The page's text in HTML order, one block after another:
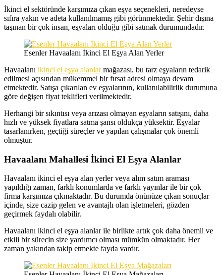
İkinci el sektöründe karşımıza çıkan eşya seçenekleri, neredeyse
sıfıra yakın ve adeta kullanılmamış gibi görünmektedir. Şehir dışına
taşınan bir çok insan, eşyaları olduğu gibi satmak durumundadır.
Esenler Havaalanı İkinci El Eşya Alan Yerler
Havaalanı ikinci el eşya alanlarmağazası, bu tarz eşyaların tedarik
edilmesi açısından mükemmel bir fırsat adresi olmaya devam
etmektedir. Satışa çıkarılan ev eşyalarının, kullanılabilirlik durumuna
göre değişen fiyat teklifleri verilmektedir.
Herhangi bir sıkıntısı veya arızası olmayan eşyaların satışını, daha
hızlı ve yüksek fiyatlara satma şansı oldukça yüksektir. Eşyalar
tasarlanırken, geçtiği süreçler ve yapılan çalışmalar çok önemli
olmuştur.
Havaalanı Mahallesi İkinci El Eşya Alanlar
Havaalanı ikinci el eşya alan yerler veya alım satım araması
yapıldığı zaman, farklı konumlarda ve farklı yayınlar ile bir çok
firma karşımıza çıkmaktadır. Bu durumda önünüze çıkan sonuçlar
içinde, size cazip gelen ve avantajlı olan işletmeleri, gözden
geçirmek faydalı olabilir.
Havaalanı ikinci el eşya alanlar ile birlikte artık çok daha önemli ve
etkili bir sürecin size yardımcı olması mümkün olmaktadır. Her
zaman yakından takip etmekte fayda vardır.